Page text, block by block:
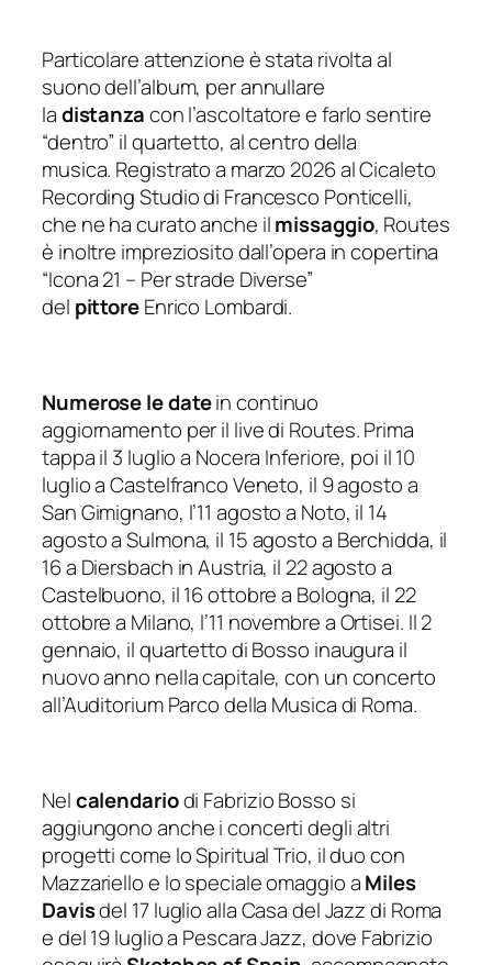
Particolare attenzione è stata rivolta al
suono dell’album, per annullare
ladistanzacon l’ascoltatore e farlo sentire
“dentro” il quartetto, al centro della
musica. Registrato a marzo 2026 al Cicaleto
Recording Studio di Francesco Ponticelli,
che ne ha curato anche ilmissaggio, Routes
è inoltre impreziosito dall’opera in copertina
“Icona 21 – Per strade Diverse”
del pittoreEnrico Lombardi.
Numerose le datein continuo
aggiornamento per il live di Routes. Prima
tappa il 3 luglio a Nocera Inferiore, poi il 10
luglio a Castelfranco Veneto, il 9 agosto a
San Gimignano, l’11 agosto a Noto, il 14
agosto a Sulmona, il 15 agosto a Berchidda, il
16 a Diersbach in Austria, il 22 agosto a
Castelbuono, il 16 ottobre a Bologna, il 22
ottobre a Milano, l’11 novembre a Ortisei. Il 2
gennaio, il quartetto di Bosso inaugura il
nuovo anno nella capitale, con un concerto
all’Auditorium Parco della Musica di Roma.
Nelcalendariodi Fabrizio Bosso si
aggiungono anche i concerti degli altri
progetti come lo Spiritual Trio, il duo con
Mazzariello e lo speciale omaggio aMiles
Davisdel 17 luglio alla Casa del Jazz di Roma
e del 19 luglio a Pescara Jazz, dove Fabrizio